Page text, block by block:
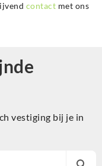
contact met ons
vestiging bij je in